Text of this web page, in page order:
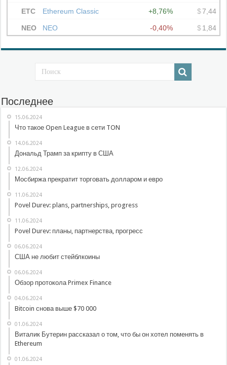
Последнее
15.06.2024
Что такое Open League в сети TON
14.06.2024
Дональд Трамп за крипту в США
12.06.2024
Мосбиржа прекратит торговать долларом и евро
11.06.2024
Povel Durev: plans, partnerships, progress
11.06.2024
Povel Durev: планы, партнерства, прогресс
06.06.2024
США не любит стейблкоины
06.06.2024
Обзор протокола Primex Finance
04.06.2024
Bitcoin снова выше $70 000
01.06.2024
Виталик Бутерин рассказал о том, что бы он хотел поменять в
Ethereum
01.06.2024